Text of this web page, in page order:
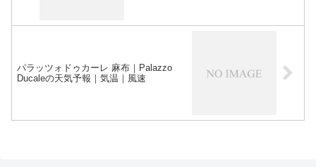
パラッツォドゥカーレ 麻布｜Palazzo
Ducaleの天気予報｜気温｜風速